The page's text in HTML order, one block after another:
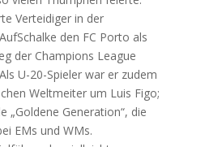
Verteidiger in der
den FC Porto als
der Champions League
U-20-Spieler war er zudem
Weltmeiter um Luis Figo;
„Goldene Generation“, die
EMs und WMs.